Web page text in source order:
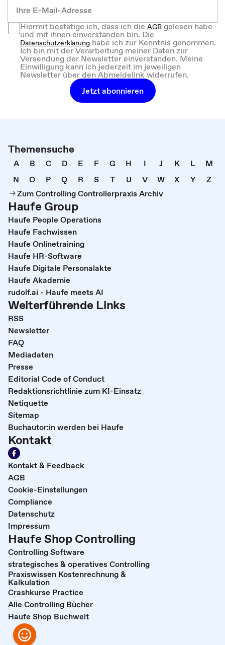
Hiermit bestätige ich, dass ich dieAGBgelesen habe
und mit ihnen einverstanden bin. Die
Datenschutzerklärung habe ich zur Kenntnis genommen.
Ich bin mit der Verarbeitung meiner Daten zur
Versendung der Newsletter einverstanden. Meine
Einwilligung kann ich jederzeit im jeweiligen
Newsletter über den Abmeldelink widerrufen.
Jetzt abonnieren
Themensuche
A B C D E F G H I J K L
M
N
O P Q R S T U V W X Y
Z
Zum Controlling Controllerpraxis Archiv
Haufe Group
Haufe People Operations
Haufe Fachwissen
Haufe Onlinetraining
Haufe HR-Software
Haufe Digitale Personalakte
Haufe Akademie
rudolf.ai - Haufe meets AI
Weiterführende Links
RSS
Newsletter
FAQ
Mediadaten
Presse
Editorial Code of Conduct
Redaktionsrichtlinie zum KI-Einsatz
Netiquette
Sitemap
Buchautor:in werden bei Haufe
Kontakt
Kontakt & Feedback
AGB
Cookie-Einstellungen
Compliance
Datenschutz
Impressum
Haufe Shop Controlling
Controlling Software
strategisches & operatives Controlling
Praxiswissen Kostenrechnung &
Kalkulation
Crashkurse Practice
Alle Controlling Bücher
Haufe Shop Buchwelt